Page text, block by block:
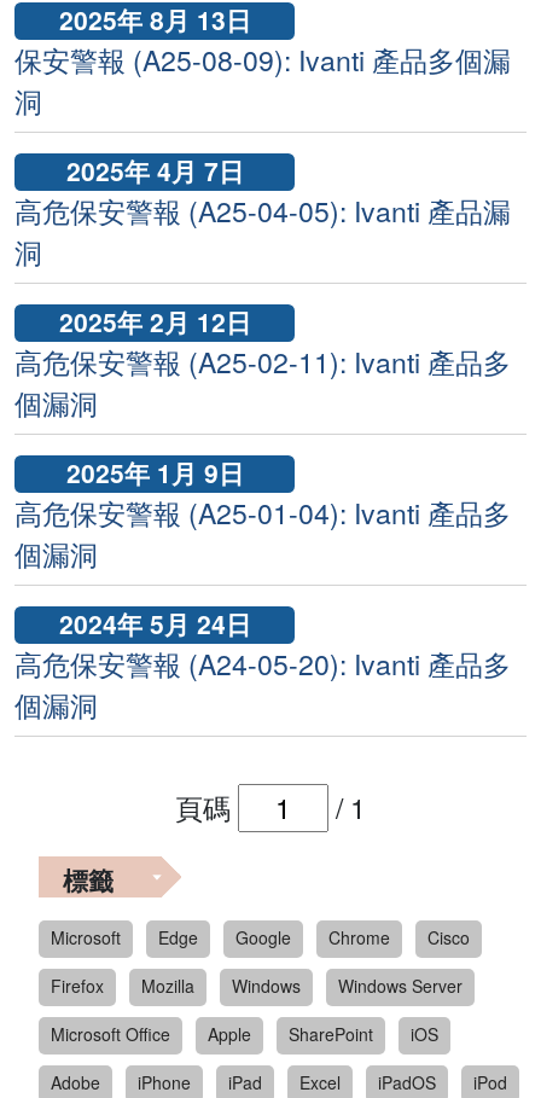
2025年 8月 13日
保安警報 (A25-08-09): Ivanti 產品多個漏
洞
2025年 4月 7日
高危保安警報 (A25-04-05): Ivanti 產品漏
洞
2025年 2月 12日
高危保安警報 (A25-02-11): Ivanti 產品多
個漏洞
2025年 1月 9日
高危保安警報 (A25-01-04): Ivanti 產品多
個漏洞
2024年 5月 24日
高危保安警報 (A24-05-20): Ivanti 產品多
個漏洞
頁碼 / 1
標籤
Microsoft Edge Google Chrome
Cisco
Firefox
Mozilla Windows
Windows Server
Microsoft Office
Apple SharePoint
iOS
Adobe
iPhone iPad Excel iPadOS
iPod